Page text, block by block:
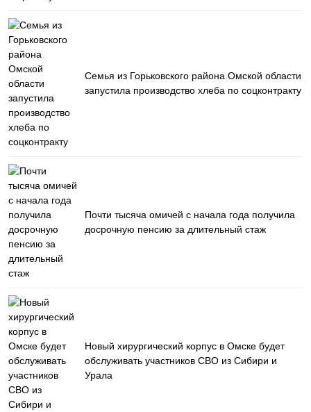
Семья из Горьковского района Омской области
запустила производство хлеба по соцконтракту
Почти тысяча омичей с начала года получила
досрочную пенсию за длительный стаж
Новый хирургический корпус в Омске будет
обслуживать участников СВО из Сибири и
Урала